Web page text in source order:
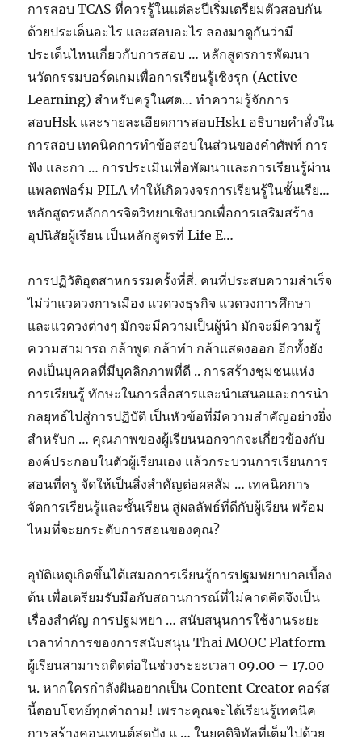
การสอบ TCAS ที่ควรรู้ในแต่ละปีเริ่มเตรียมตัวสอบกัน
ด้วยประเด็นอะไร และสอบอะไร ลองมาดูกันว่ามี
ประเด็นไหนเกี่ยวกับการสอบ … หลักสูตรการพัฒนา
นวัตกรรมบอร์ดเกมเพื่อการเรียนรู้เชิงรุก (Active
Learning) สำหรับครูในศต… ทำความรู้จักการ
สอบHsk และรายละเอียดการสอบHsk1 อธิบายคำสั่งใน
การสอบ เทคนิคการทำข้อสอบในส่วนของคำศัพท์ การ
ฟัง และกา … การประเมินเพื่อพัฒนาและการเรียนรู้ผ่าน
แพลตฟอร์ม PILA ทำให้เกิดวงจรการเรียนรู้ในชั้นเรีย…
หลักสูตรหลักการจิตวิทยาเชิงบวกเพื่อการเสริมสร้าง
อุปนิสัยผู้เรียน เป็นหลักสูตรที่ Life E…
การปฏิวัติอุตสาหกรรมครั้งที่สี่. คนที่ประสบความสำเร็จ
ไม่ว่าแวดวงการเมือง แวดวงธุรกิจ แวดวงการศึกษา
และแวดวงต่างๆ มักจะมีความเป็นผู้นำ มักจะมีความรู้
ความสามารถ กล้าพูด กล้าทำ กล้าแสดงออก อีกทั้งยัง
คงเป็นบุคคลที่มีบุคลิกภาพที่ดี .. การสร้างชุมชนแห่ง
การเรียนรู้ ทักษะในการสื่อสารและนำเสนอและการนำ
กลยุทธ์ไปสู่การปฏิบัติ เป็นหัวข้อที่มีความสำคัญอย่างยิ่ง
สำหรับก … คุณภาพของผู้เรียนนอกจากจะเกี่ยวข้องกับ
องค์ประกอบในตัวผู้เรียนเอง แล้วกระบวนการเรียนการ
สอนที่ครู จัดให้เป็นสิ่งสำคัญต่อผลสัม … เทคนิคการ
จัดการเรียนรู้และชั้นเรียน สู่ผลลัพธ์ที่ดีกับผู้เรียน พร้อม
ไหมที่จะยกระดับการสอนของคุณ?
อุบัติเหตุเกิดขึ้นได้เสมอการเรียนรู้การปฐมพยาบาลเบื้อง
ต้น เพื่อเตรียมรับมือกับสถานการณ์ที่ไม่คาดคิดจึงเป็น
เรื่องสำคัญ การปฐมพยา … สนับสนุนการใช้งานระยะ
เวลาทำการของการสนับสนุน Thai MOOC Platform
ผู้เรียนสามารถติดต่อในช่วงระยะเวลา 09.00 – 17.00
น. หากใครกำลังฝันอยากเป็น Content Creator คอร์ส
นี้ตอบโจทย์ทุกคำถาม! เพราะคุณจะได้เรียนรู้เทคนิค
การสร้างคอนเทนต์สุดปัง แ … ในยุคดิจิทัลที่เต็มไปด้วย